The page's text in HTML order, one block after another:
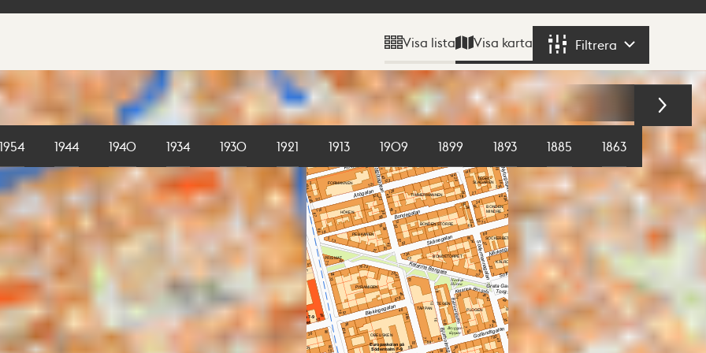
Visa lista Visa karta Filtrera
1954 1944 1940 1934 1930 1921 1913 1909 1899 1893 1885 1863